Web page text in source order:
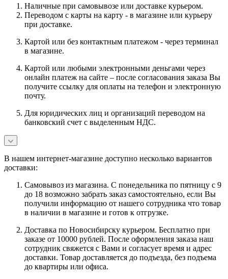
Наличные при самовывозе или доставке курьером.
Переводом с карты на карту - в магазине или курьеру
при доставке.
Картой или без контактным платежом - через терминал
в магазине.
Картой или любыми электронными деньгами через
онлайн платеж на сайте – после согласования заказа Вы
получите ссылку для оплаты на телефон и электронную
почту.
Для юридических лиц и организаций переводом на
банковский счет с выделенным НДС.
В нашем интернет-магазине доступно несколько вариантов
доставки:
Самовывоз из магазина. С понедельника по пятницу с 9
до 18 возможно забрать заказ самостоятельно, если Вы
получили информацию от нашего сотрудника что товар
в наличии в магазине и готов к отгрузке.
Доставка по Новосибирску курьером. Бесплатно при
заказе от 10000 рублей. После оформления заказа наш
сотрудник свяжется с Вами и согласует время и адрес
доставки. Товар доставляется до подъезда, без подъема
до квартиры или офиса.